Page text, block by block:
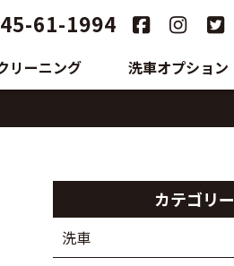
61-1994
リーニング 洗車オプション
カテゴリー
洗車